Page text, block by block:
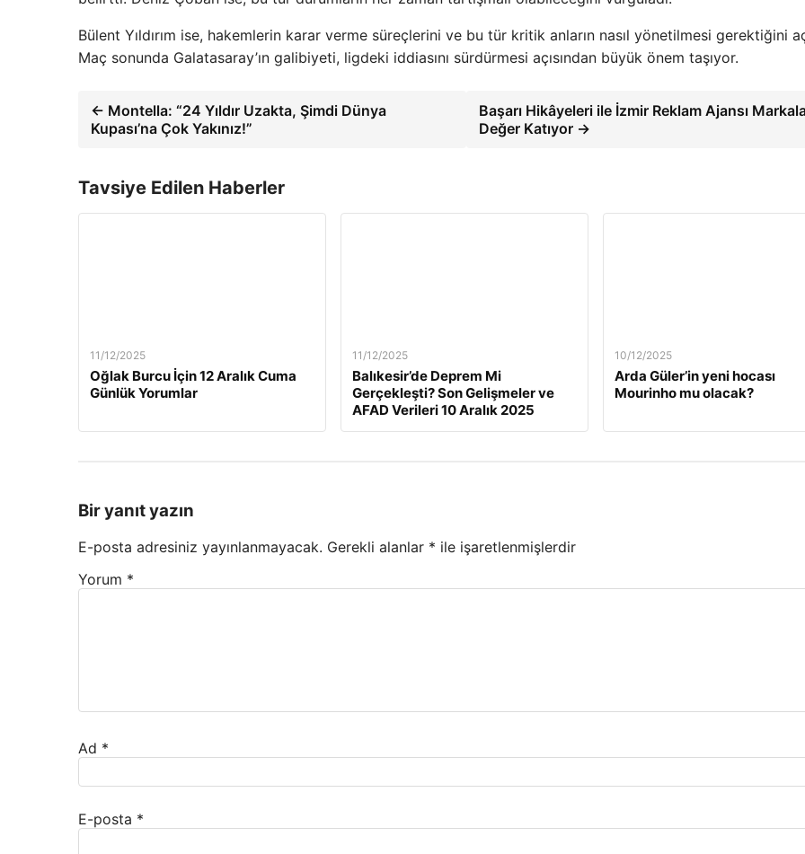
Bülent Yıldırım ise, hakemlerin karar verme süreçlerini ve bu tür kritik anların nasıl yönetilmesi gerektiğini
Maç sonunda Galatasaray’ın galibiyeti, ligdeki iddiasını sürdürmesi açısından büyük önem taşıyor.
← Montella: “24 Yıldır Uzakta, Şimdi Dünya
Kupası’na Çok Yakınız!”
Başarı Hikâyeleri ile İzmir Reklam Ajansı
Değer Katıyor →
Tavsiye Edilen Haberler
11/12/2025
Oğlak Burcu İçin 12 Aralık Cuma
Günlük Yorumlar
11/12/2025
Balıkesir’de Deprem Mi
Gerçekleşti? Son Gelişmeler ve
AFAD Verileri 10 Aralık 2025
10/12/2025
Arda Güler’in yeni hocası
Mourinho mu olacak?
Bir yanıt yazın
E-posta adresiniz yayınlanmayacak. Gerekli alanlar * ile işaretlenmişlerdir
Yorum *
Ad *
E-posta *